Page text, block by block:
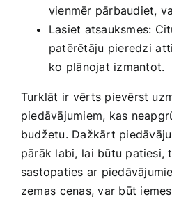
vienmēr pārbaudiet,
Lasiet atsauksmes:‌
patērētāju⁣ pieredzi⁣
ko⁤ plānojat izmantot.
Turklāt ir⁢ vērts pievērst
piedāvājumiem, kas
budžetu.‍ Dažkārt
pārāk labi, ⁣lai būtu patiesi,
sastopaties‌ ar
zemas ⁢cenas, var būt